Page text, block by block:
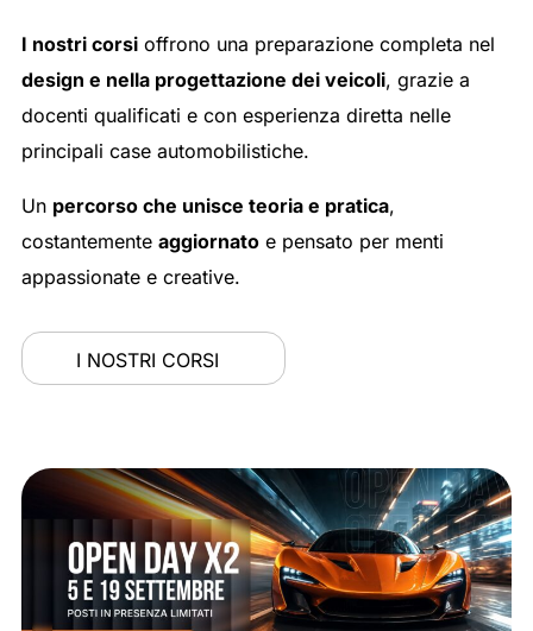
I nostri corsi offrono una preparazione completa nel
design e nella progettazione dei veicoli, grazie a
docenti qualificati e con esperienza diretta nelle
principali case automobilistiche.
Un percorso che unisce teoria e pratica,
costantemente aggiornato e pensato per menti
appassionate e creative.
I NOSTRI CORSI